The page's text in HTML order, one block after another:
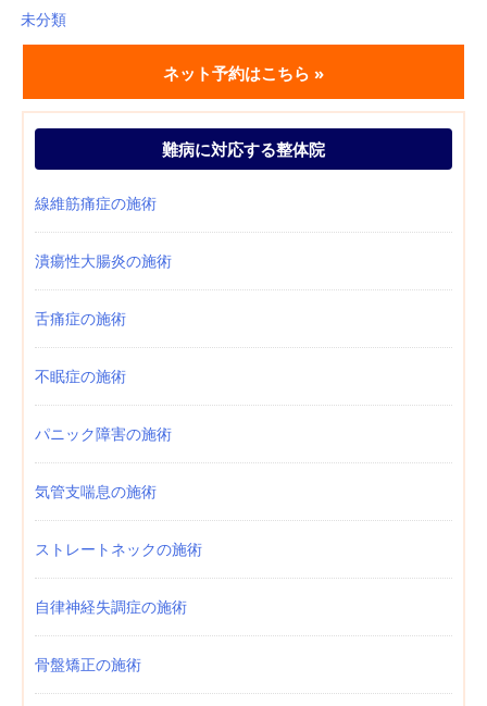
未分類
ネット予約はこちら »
難病に対応する整体院
線維筋痛症の施術
潰瘍性大腸炎の施術
舌痛症の施術
不眠症の施術
パニック障害の施術
気管支喘息の施術
ストレートネックの施術
自律神経失調症の施術
骨盤矯正の施術